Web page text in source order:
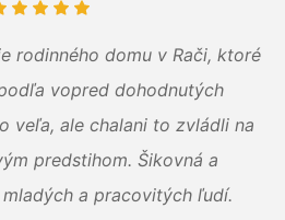
rodinného domu v Rači, ktoré
vopred dohodnutých
veľa, ale chalani to zvládli na
predstihom. Šikovná a
a pracovitých ľudí.